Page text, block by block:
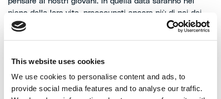
This website uses cookies
We use cookies to personalise content and ads, to
provide social media features and to analyse our traffic.
pieno della loro vita, preoccupati ancora più di noi dei
temi dell’ambiente e della sostenibilità: per questo vanno
Nuovi distretti per